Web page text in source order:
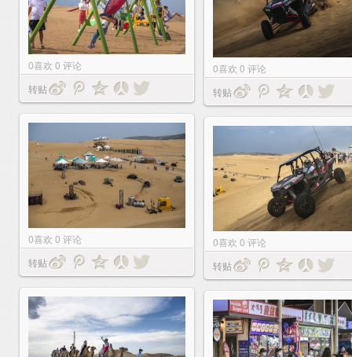
0喜欢 0 评论
转贴
0喜欢 0 评论
转贴
0喜欢 0 评论
转贴
0喜欢 0 评论
转贴